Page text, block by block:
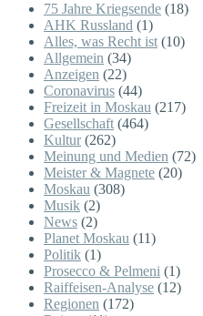
75 Jahre Kriegsende (18)
AHK Russland (1)
Alles, was Recht ist(10)
Allgemein (34)
Anzeigen (22)
Coronavirus (44)
Freizeit in Moskau (217)
Gesellschaft(464)
Kultur(262)
Meinung und Medien (72)
Meister & Magnete (20)
Moskau (308)
Musik (2)
News (2)
Planet Moskau (11)
Politik (1)
Prosecco & Pelmeni (1)
Raiffeisen-Analyse (12)
Regionen (172)